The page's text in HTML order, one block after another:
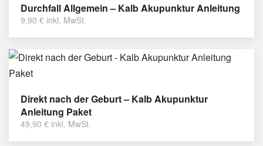
Durchfall Allgemein – Kalb Akupunktur Anleitung
9,90 € inkl. MwSt.
Direkt nach der Geburt – Kalb Akupunktur
Anleitung Paket
49,90 € inkl. MwSt.